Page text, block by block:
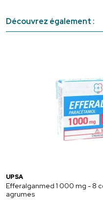
Découvrez également :
UPSA
Efferalganmed 1 000 mg - 8
agrumes